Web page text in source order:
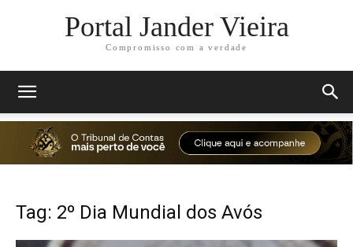
Portal Jander Vieira
Compromisso com a verdade
Tag: 2º Dia Mundial dos Avós